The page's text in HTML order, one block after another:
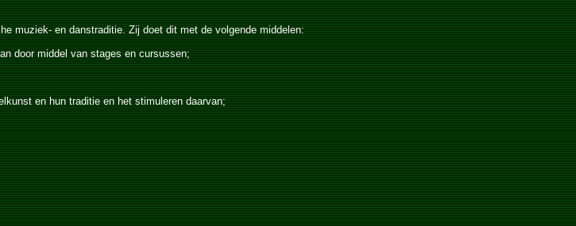
muziek- en danstraditie. Zij doet dit met de volgende middelen:
door middel van stages en cursussen;
en hun traditie en het stimuleren daarvan;